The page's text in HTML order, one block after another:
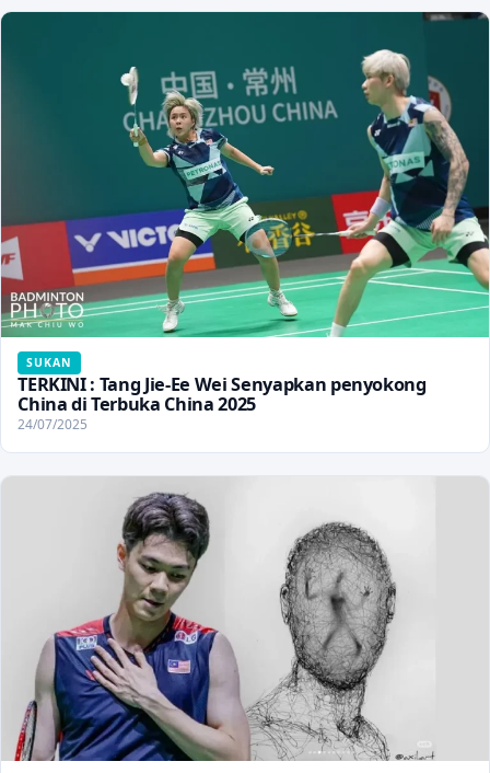
SUKAN
TERKINI : Tang Jie-Ee Wei Senyapkan penyokong
China di Terbuka China 2025
24/07/2025